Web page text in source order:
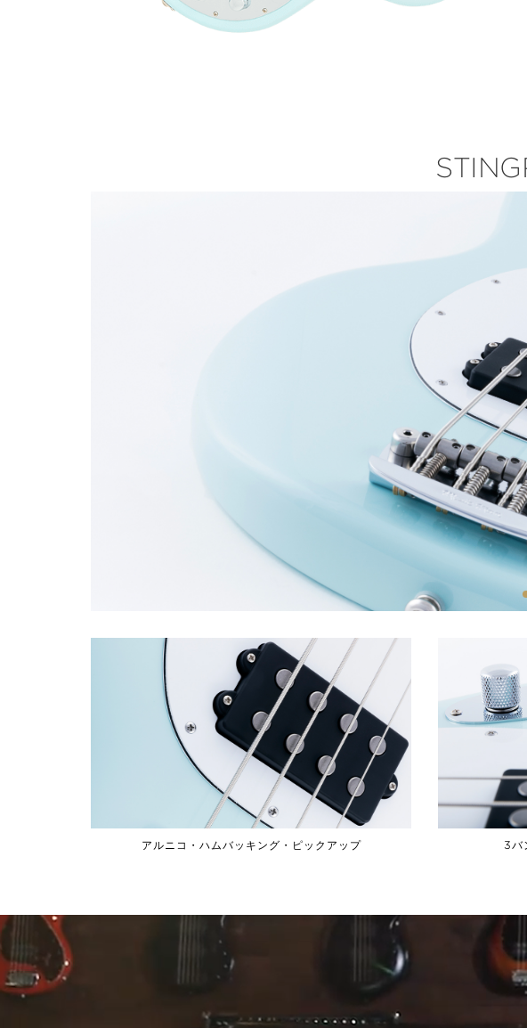
アルニコ・ハムバッキング・ピックアップ 3バ